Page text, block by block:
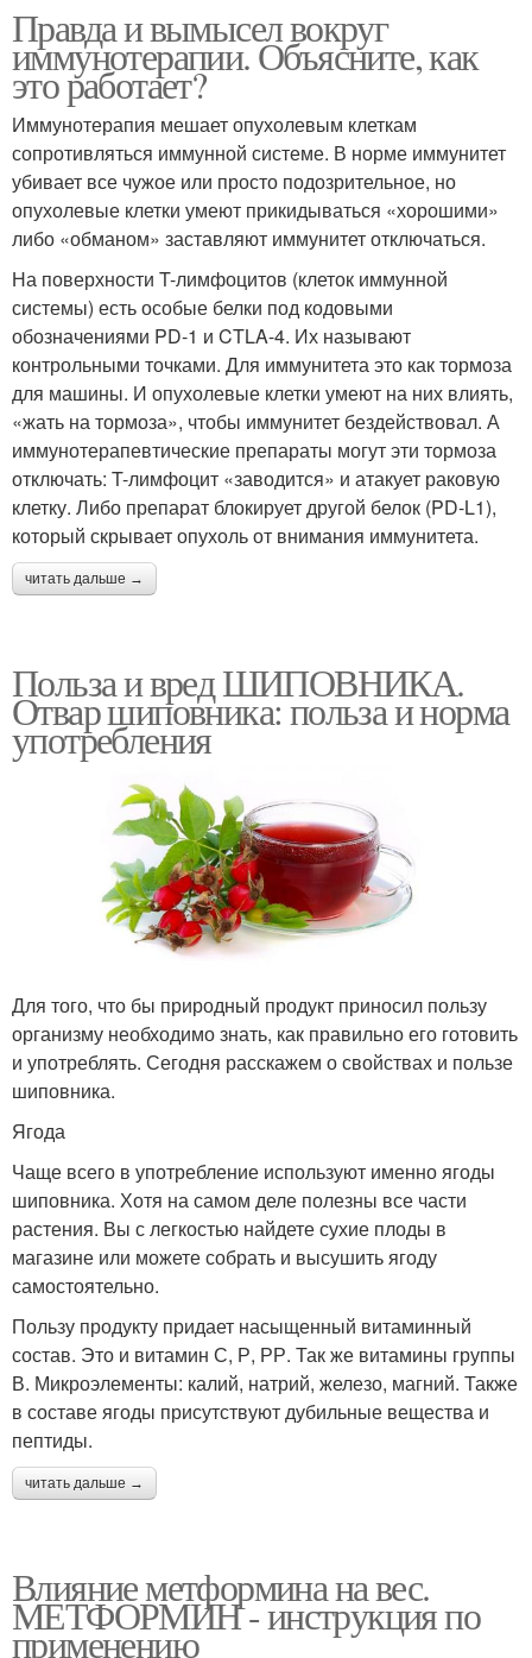
Правда и вымысел вокруг
иммунотерапии. Объясните, как
это работает?
Иммунотерапия мешает опухолевым клеткам
сопротивляться иммунной системе. В норме иммунитет
убивает все чужое или просто подозрительное, но
опухолевые клетки умеют прикидываться «хорошими»
либо «обманом» заставляют иммунитет отключаться.
На поверхности T-лимфоцитов (клеток иммунной
системы) есть особые белки под кодовыми
обозначениями PD-1 и CTLA-4. Их называют
контрольными точками. Для иммунитета это как тормоза
для машины. И опухолевые клетки умеют на них влиять,
«жать на тормоза», чтобы иммунитет бездействовал. А
иммунотерапевтические препараты могут эти тормоза
отключать: T-лимфоцит «заводится» и атакует раковую
клетку. Либо препарат блокирует другой белок (PD-L1),
который скрывает опухоль от внимания иммунитета.
читать дальше →
Польза и вред ШИПОВНИКА.
Отвар шиповника: польза и норма
употребления
Для того, что бы природный продукт приносил пользу
организму необходимо знать, как правильно его готовить
и употреблять. Сегодня расскажем о свойствах и пользе
шиповника.
Ягода
Чаще всего в употребление используют именно ягоды
шиповника. Хотя на самом деле полезны все части
растения. Вы с легкостью найдете сухие плоды в
магазине или можете собрать и высушить ягоду
самостоятельно.
Пользу продукту придает насыщенный витаминный
состав. Это и витамин С, Р, РР. Так же витамины группы
В. Микроэлементы: калий, натрий, железо, магний. Также
в составе ягоды присутствуют дубильные вещества и
пептиды.
читать дальше →
Влияние метформина на вес.
МЕТФОРМИН - инструкция по
применению